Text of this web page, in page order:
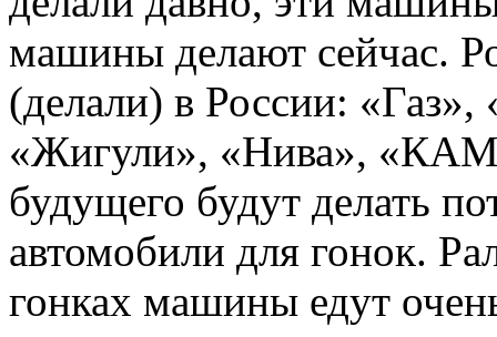
машины делают сейчас.
(делали) в России:
«Жигули», «Нива»,
будущего будут делать
автомобили для гонок.
гонках машины едут